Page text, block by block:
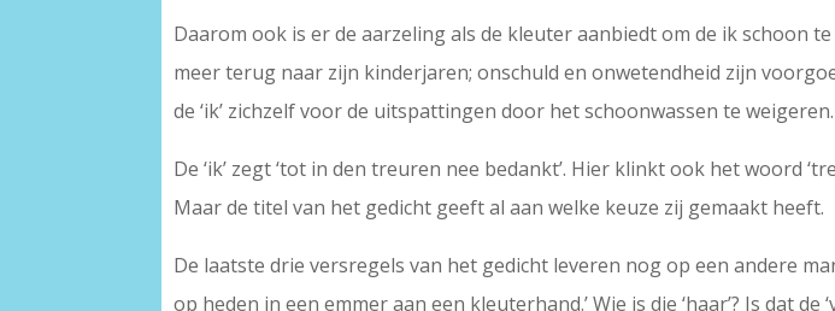
Daarom ook is er de aarzeling als de kleuter aanbiedt om de ik schoon
meer terug naar zijn kinderjaren; onschuld en onwetendheid zijn
de ‘ik’ zichzelf voor de uitspattingen door het schoonwassen te weigeren.
De ‘ik’ zegt ‘tot in den treuren nee bedankt’. Hier klinkt ook het woord
Maar de titel van het gedicht geeft al aan welke keuze zij gemaakt heeft.
De laatste drie versregels van het gedicht leveren nog op een andere
op heden in een emmer aan een kleuterhand.’ Wie is die ‘haar’? Is dat de